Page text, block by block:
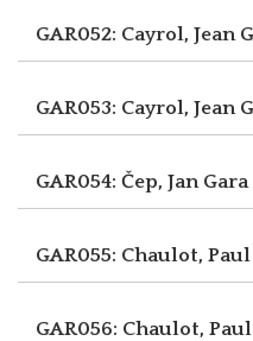
GAR052: Cayrol, Jean
GAR053: Cayrol, Jean
GAR054: Čep, Jan Gara
GAR055: Chaulot, Paul
GAR056: Chaulot, Paul